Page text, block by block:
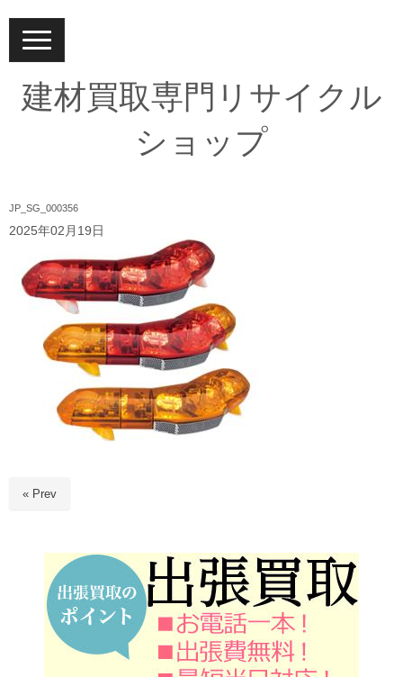
N
a
v
g
a
建材買取専門リサイクル
ショップ
JP_SG_000356
2025年02月19日
« Prev